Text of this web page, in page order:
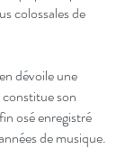
colossales de
dévoile une
son
osé enregistré
de musique.